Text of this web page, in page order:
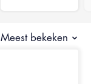
Meest bekeken